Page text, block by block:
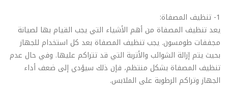
1- تنظيف المصفاة:
يعد تنظيف المصفاة من أهم الأشياء التي يجب القيام بها لصيانة
مجففات طومسون. يجب تنظيف المصفاة بعد كل استخدام للجهاز
بحيث يتم إزالة الشوائب والأتربة التي قد تتراكم عليها. وفي حال عدم
تنظيف المصفاة بشكل منتظم، فإن ذلك سيؤدي إلى ضعف أداء
الجهاز وتراكم الرطوبة على الملابس.